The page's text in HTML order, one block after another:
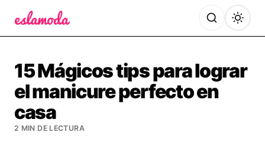
15 Mágicos tips para lograr
el manicure perfecto en
casa
2 MIN DE LECTURA